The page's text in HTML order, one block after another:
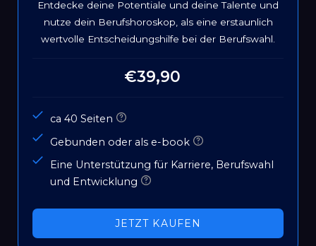
Entdecke deine Potentiale und deine Talente und
nutze dein Berufshoroskop, als eine erstaunlich
wertvolle Entscheidungshilfe bei der Berufswahl.
Normaler
€39,90
ca 40 Seiten
Gebunden oder als e-book
Eine Unterstützung für Karriere, Berufswahl
und Entwicklung
JETZT KAUFEN